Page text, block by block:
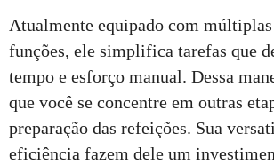
Atualmente equipado com
funções, ele simplifica tarefas que
tempo e esforço manual. Dessa
que você se concentre em outras
preparação das refeições. Sua
eficiência fazem dele um